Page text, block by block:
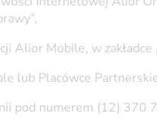
Alior Mobile, w zakładce
lub Placówce
pod numerem (12) 370